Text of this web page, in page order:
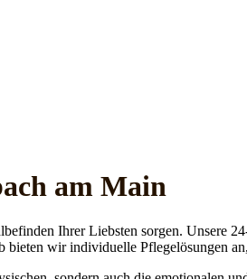
am Main
Ihrer Liebsten sorgen. Unsere
bieten wir individuelle Pflegelösungen